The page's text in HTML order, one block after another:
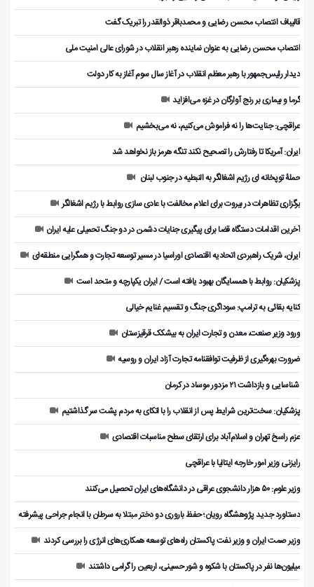
قالیباف انتصاب محسن رضایی و محمدباقر ذوالقدر را تبریک گفت
انتصاب محسن رضایی به عنوان نماینده رهبر انقلاب در شورای عالی امنیت ملی
دیدار رئیس‌جمهور با رهبر معظم انقلاب در آغاز سال سوم آغاز به کار دولت
گرما و بیماری بر رنج آوارگان در غزه می‌افزاید
عراقچی: جنایت‌ها را نه فراموش می‌کنیم، نه می‌بخشیم
ایران: آمریکا تا رفتارش را تصحیح نکند تنگه هرمز باز نخواهد شد
حملۀ توپخانه ای رژیم اشغالگر به النبطیه در جنوب لبنان
برگزاری تظاهرات در بیروت برای اعلام مخالفت با عادی سازی روابط با رژیم اشغالگر
آخرین اقدامات دستگاه قضا برای پیگیری جنایات دشمن در دو جنگ تحمیلی علیه ایران
ایران، شریک راهبردی اتحادیه اقتصادی اوراسیا در مسیر توسعه تجارت و همگرایی منطقه‌ای
پزشکیان: روابط با همسایگان بهبود یافته است / ایران یکپارچه و متحد است
کنایه بقائی به ترامپ: سوداگری جنگ و تقسیم غنایم خیالی
ورود وزیر صنعت، معدن و تجارت ایران به بیشکک قرقیزستان
ضرورت بهره‌گیری از ظرفیت توافقنامه تجارت آزاد ایران و روسیه
️ شناسایی و بازداشت ۲۱ مزدور موساد در کرمان
پزشکیان: سخت‌ترین شرایط پس از انقلاب را با اتکای به مردم پشت سر گذاشتیم
عزم راسخ تهران و اسلام‌آباد برای ارتقای سطح مناسبات اقتصادی
رایزنی وزیر امور خارجه ایتالیا با عراقچی
وزیر علوم: ۵۰ هزار دانشجوی عراقی در دانشگاه‌های ایران تحصیل می‌کنند
دستاورد جدید پژوهشگاه رویان؛ حفظ باروری دو دختر مبتلا به سرطان با انجام جراحی پیشرفته
وزیر صمت ایران و وزیر نفت پاکستان راه‌های توسعه همکاری‌های انرژی را بررسی کردند
میلیون‌ها نفر در پاکستان با شکوه و شور حسینی، اربعین را گرامی داشتند